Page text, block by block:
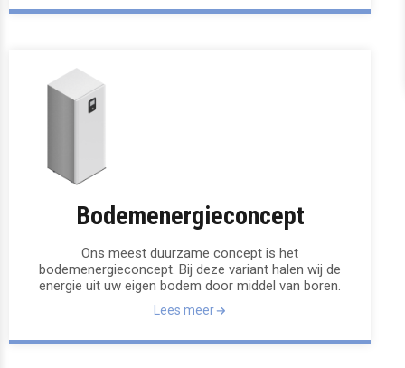
Bodemenergieconcept
Ons meest duurzame concept is het
bodemenergieconcept. Bij deze variant halen wij de
energie uit uw eigen bodem door middel van boren.
Lees meer